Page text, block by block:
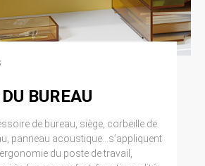
BUREAU
de bureau, siège, corbeille de
panneau acoustique...s’appliquent
du poste de travail,